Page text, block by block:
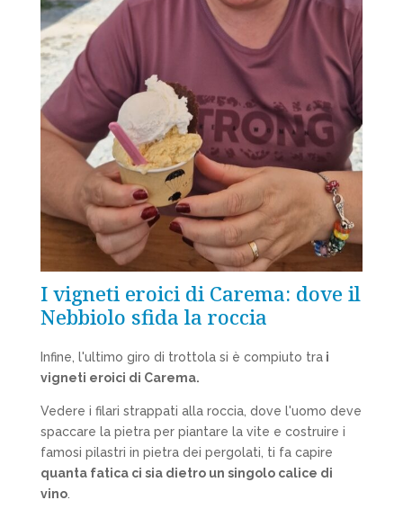
I vigneti eroici di Carema: dove il
Nebbiolo sfida la roccia
Infine, l'ultimo giro di trottola si è compiuto trai
vigneti eroici di Carema.
Vedere i filari strappati alla roccia, dove l'uomo deve
spaccare la pietra per piantare la vite e costruire i
famosi pilastri in pietra dei pergolati, ti fa capire
quanta fatica ci sia dietro un singolo calice di
vino.